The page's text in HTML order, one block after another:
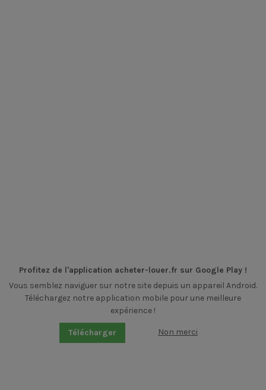
Profitez de l'application acheter-louer.fr sur Google Play !
Vous semblez naviguer sur notre site depuis un appareil Android.
Téléchargez notre application mobile pour une meilleure
expérience !
Télécharger Non merci